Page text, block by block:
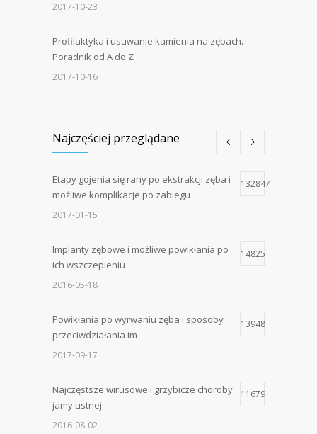
2017-10-23
Profilaktyka i usuwanie kamienia na zębach.
Poradnik od A do Z
2017-10-16
Najczęściej przeglądane
Etapy gojenia się rany po ekstrakcji zęba i
możliwe komplikacje po zabiegu
132847
2017-01-15
Implanty zębowe i możliwe powikłania po
ich wszczepieniu
14825
2016-05-18
Powikłania po wyrwaniu zęba i sposoby
przeciwdziałania im
13948
2017-09-17
Najczęstsze wirusowe i grzybicze choroby
jamy ustnej
11679
2016-08-02